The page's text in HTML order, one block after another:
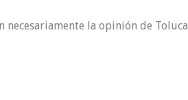
necesariamente la opinión de Toluca